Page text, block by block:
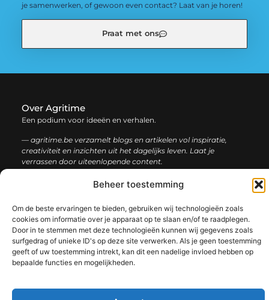
Beheer toestemming
Om de beste ervaringen te bieden, gebruiken wij technologieën zoals
cookies om informatie over je apparaat op te slaan en/of te raadplegen.
Door in te stemmen met deze technologieën kunnen wij gegevens zoals
surfgedrag of unieke ID's op deze site verwerken. Als je geen toestemming
geeft of uw toestemming intrekt, kan dit een nadelige invloed hebben op
bepaalde functies en mogelijkheden.
je samenwerken, of gewoon even contact? Laat van je horen!
Praat met ons
Over Agritime
Een podium voor ideeën en verhalen.
— agritime.be verzamelt blogs en artikelen vol inspiratie,
creativiteit en inzichten uit het dagelijks leven. Laat je
verrassen door uiteenlopende content.
informatie